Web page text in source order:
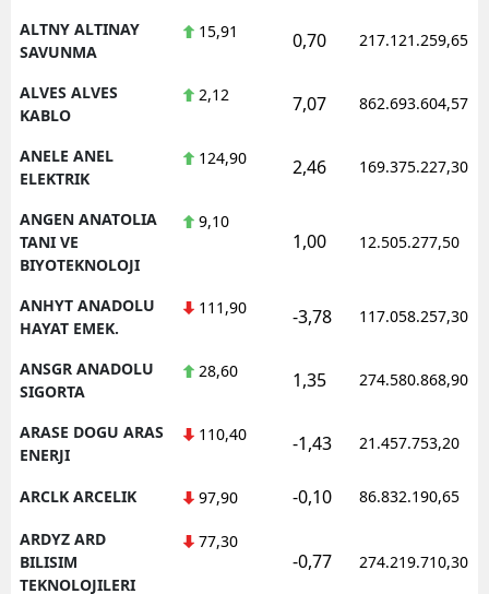
ALTNY ALTINAY
SAVUNMA
15,91 0,70 217.121.259,65
ALVES ALVES
KABLO
2,12 7,07 862.693.604,57
ANELE ANEL
ELEKTRIK
124,90 2,46 169.375.227,30
ANGEN ANATOLIA
TANI VE
BIYOTEKNOLOJI
9,10
1,00 12.505.277,50
ANHYT ANADOLU
HAYAT EMEK.
111,90 -3,78 117.058.257,30
ANSGR ANADOLU
SIGORTA
28,60 1,35 274.580.868,90
ARASE DOGU ARAS
ENERJI
110,40 -1,43 21.457.753,20
ARCLK ARCELIK 97,90 -0,10 86.832.190,65
ARDYZ ARD
BILISIM
TEKNOLOJILERI
77,30
-0,77 274.219.710,30